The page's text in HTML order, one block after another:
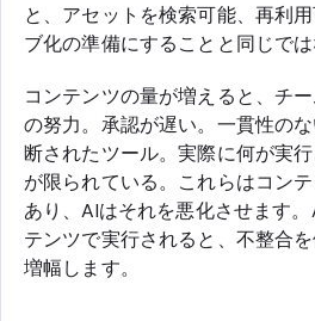
と、アセットを検索可能、再利
ブ化の準備にすることと同じでは
コンテンツの量が増えると、チ
の努力。承認が遅い。一貫性の
断されたツール。実際に何が実
が限られている。これらはコン
あり、AIはそれを悪化させます
テンツで実行されると、不整合を
増幅します。